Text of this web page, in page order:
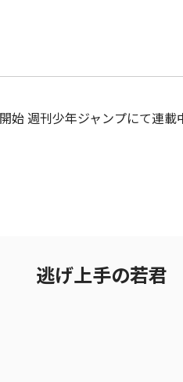
始 週刊少年ジャンプにて連載
逃げ上手の若君